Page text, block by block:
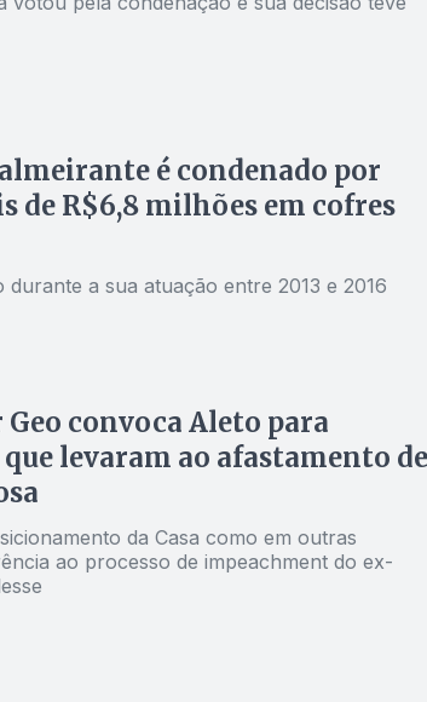
é condenado por
de R$6,8 milhões em cofres
durante a sua atuação entre 2013 e 2016
convoca Aleto para
levaram ao afastamento de
da Casa como em outras
ao processo de impeachment do ex-